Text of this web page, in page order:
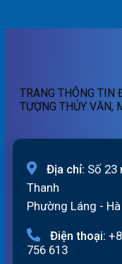
TRANG THÔNG TIN
TƯỢNG THỦY VĂN,
Địa chỉ: Số 23
Thanh
Phường Láng -
Điện thoại:
756 613